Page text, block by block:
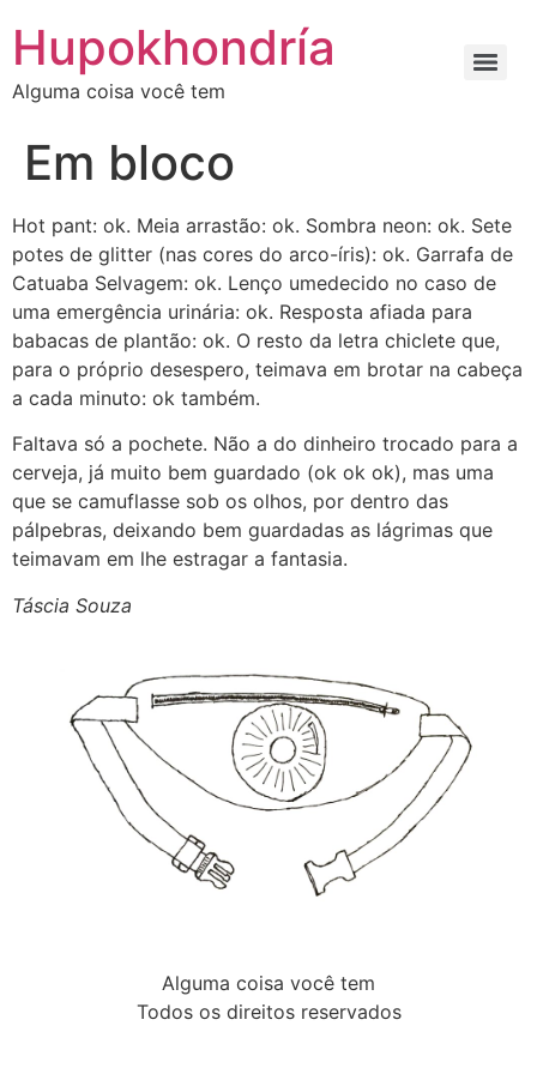
para
conteúdo
Hupokhondría
Alguma coisa você tem
Em bloco
Hot pant: ok. Meia arrastão: ok. Sombra neon: ok. Sete
potes de glitter (nas cores do arco-íris): ok. Garrafa de
Catuaba Selvagem: ok. Lenço umedecido no caso de
uma emergência urinária: ok. Resposta afiada para
babacas de plantão: ok. O resto da letra chiclete que,
para o próprio desespero, teimava em brotar na cabeça
a cada minuto: ok também.
Faltava só a pochete. Não a do dinheiro trocado para a
cerveja, já muito bem guardado (ok ok ok), mas uma
que se camuflasse sob os olhos, por dentro das
pálpebras, deixando bem guardadas as lágrimas que
teimavam em lhe estragar a fantasia.
Táscia Souza
Alguma coisa você tem
Todos os direitos reservados